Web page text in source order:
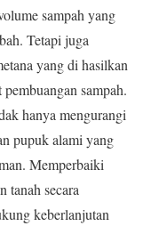
sampah yang
Tetapi juga
yang di hasilkan
sampah.
hanya mengurangi
pupuk alami yang
Memperbaiki
tanah secara
keberlanjutan